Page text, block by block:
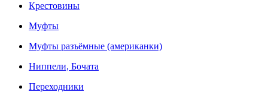
Крестовины
Муфты
Муфты разъёмные (американки)
Ниппели, Бочата
Переходники